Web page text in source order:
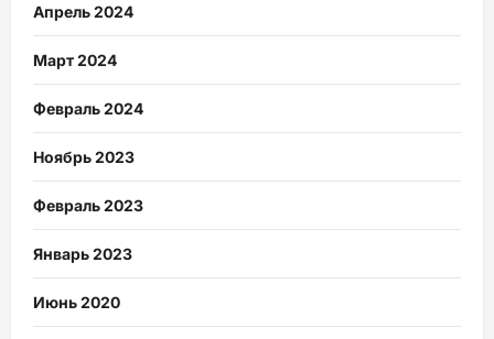
Апрель 2024
Март 2024
Февраль 2024
Ноябрь 2023
Февраль 2023
Январь 2023
Июнь 2020